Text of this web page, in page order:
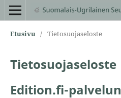
Etusivu / Tietosuojaseloste
Tietosuojaseloste
Edition.fi-palvelun